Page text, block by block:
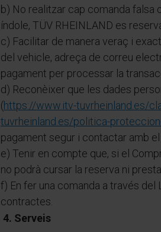
b) No realitzar cap comanda falsa
índole, TÜV RHEINLAND es
c) Facilitar de manera veraç i
del vehicle, adreça de correu
pagament per processar la
d) Reconèixer que les dades
(https://www.itv-tuvrheinland.es/
tuvrheinland.es/politica-
pagament segur i contactar amb
e) Tenir en compte que, si el
no podrà cursar la reserva ni
f) En fer una comanda a través
contractes.
4. Serveis